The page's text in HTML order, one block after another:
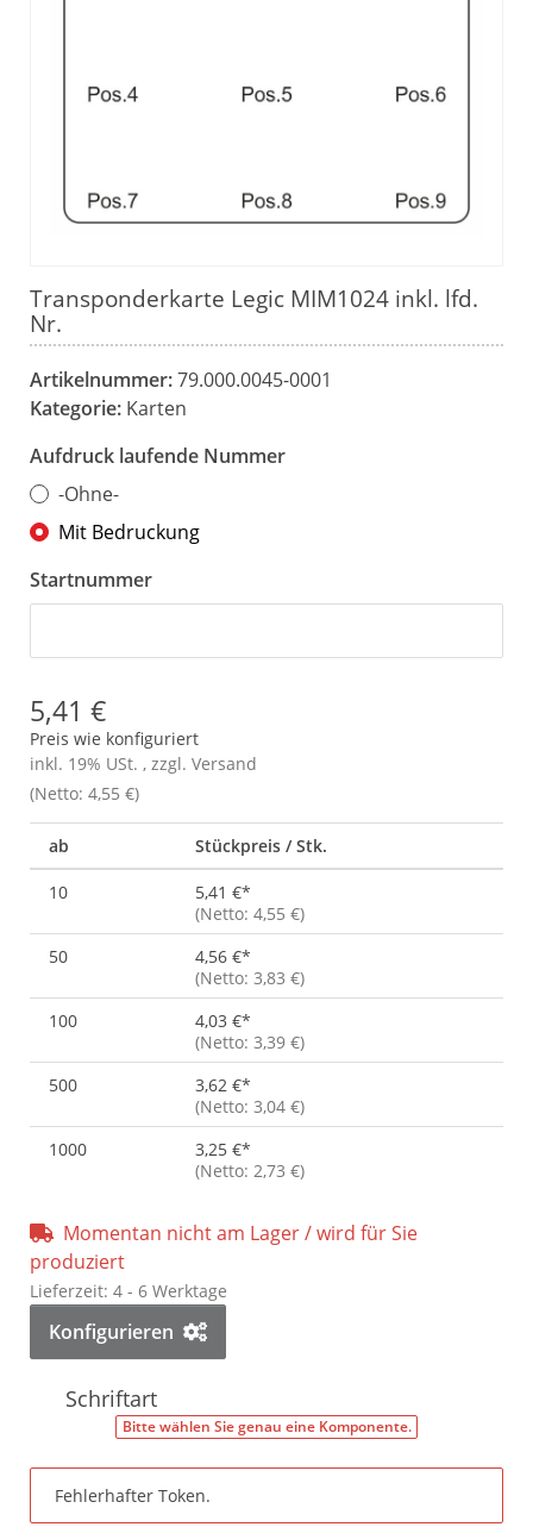
Transponderkarte Legic MIM1024 inkl. lfd.
Nr.
Artikelnummer:79.000.0045-0001
Kategorie: Karten
Aufdruck laufende Nummer
-Ohne-
Mit Bedruckung
Startnummer
5,41 €
Preis wie konfiguriert
inkl. 19% USt. , zzgl. Versand
(Netto: 4,55 €)
ab Stückpreis / Stk.
10 5,41 €*
(Netto: 4,55 €)
50
4,56 €*
(Netto: 3,83 €)
100
4,03 €*
(Netto: 3,39 €)
500
3,62 €*
(Netto: 3,04 €)
1000
3,25 €*
(Netto: 2,73 €)
Momentan nicht am Lager / wird für Sie
produziert
Lieferzeit: 4 - 6 Werktage
Konfigurieren
Schriftart
Bitte wählen Sie genau eine Komponente.
Fehlerhafter Token.